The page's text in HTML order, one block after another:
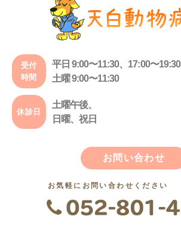
受付
時間
平日 9:00〜11:30、17:00〜19:30
土曜 9:00〜11:30
休診日
土曜午後、
日曜、祝日
お問い合わせ
お気軽にお問い合わせください